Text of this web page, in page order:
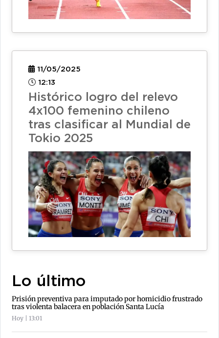
11/05/2025
12:13
Histórico logro del relevo
4x100 femenino chileno
tras clasificar al Mundial de
Tokio 2025
Lo último
Prisión preventiva para imputado por homicidio frustrado
tras violenta balacera en población Santa Lucía
Hoy | 13:01